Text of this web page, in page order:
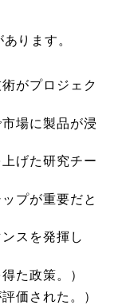
ります。
がプロジェク
場に製品が浸
げた研究チー
プが重要だと
スを発揮し
た政策。）
価された。）